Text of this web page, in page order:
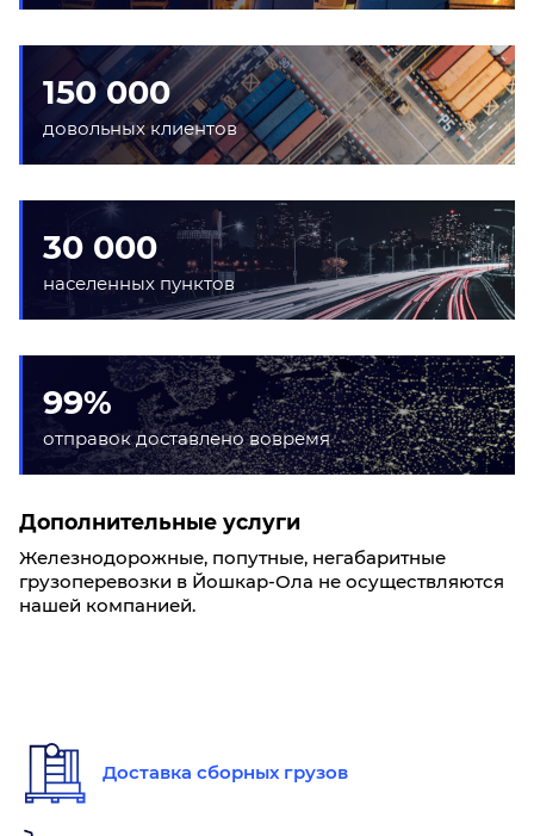
150 000
довольных клиентов
30 000
населенных пунктов
99%
отправок доставлено вовремя
Дополнительные услуги
Железнодорожные, попутные, негабаритные
грузоперевозки в Йошкар-Ола не осуществляются
нашей компанией.
Доставка сборных грузов